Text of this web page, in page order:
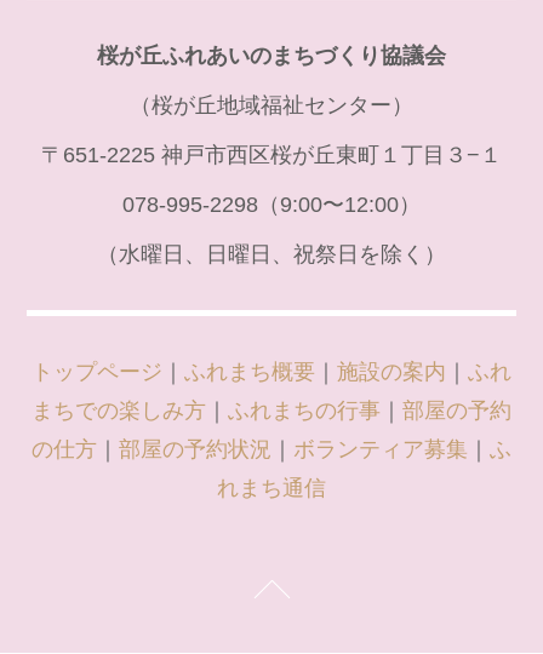
桜が丘ふれあいのまちづくり協議会
（桜が丘地域福祉センター）
〒651-2225 神戸市西区桜が丘東町１丁目３−１
078-995-2298（9:00〜12:00）
（水曜日、日曜日、祝祭日を除く）
トップページ ｜ ふれまち概要 ｜ 施設の案内 ｜ ふれ
まちでの楽しみ方 ｜ ふれまちの行事 ｜ 部屋の予約
の仕方 ｜ 部屋の予約状況 ｜ ボランティア募集 ｜ ふ
れまち通信